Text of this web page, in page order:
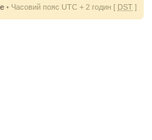
• Часовий пояс UTC + 2 годин [ DST ]